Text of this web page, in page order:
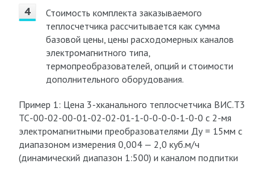
Стоимость комплекта заказываемого
теплосчетчика рассчитывается как сумма
базовой цены, цены расходомерных каналов
электромагнитного типа,
термопреобразователей, опций и стоимости
дополнительного оборудования.
Пример 1: Цена 3-хканального теплосчетчика ВИС.Т3
ТС-00-02-00-01-02-02-01-1-0-0-0-0-1-0-0 с 2-мя
электромагнитными преобразователями Ду = 15мм с
диапазоном измерения 0,004 — 2,0 куб.м/ч
(динамический диапазон 1:500) и каналом подпитки